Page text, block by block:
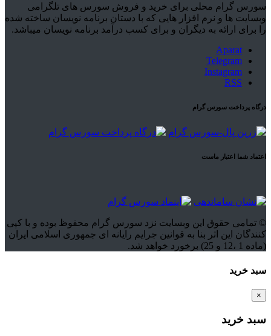
سورس گرام محلی برای خرید و فروش سورس های تلگرامی
وبسایت ها و نرم افزار هایی که با دستان برنامه نویسان ساخته شده
را برای ارائه به دیگران و برای کسب درآمد برنامه نویسان میباشد.
Aparat
Telegram
Instagram
RSS
درگاه پرداخت سورس گرام
اعتماد شما اعتبار ماست
© تمامی حقوق این وبسایت نزد سورس گرام محفوظ بوده و با کپی
کنندگان این اثر بنا به قوانین جرایم رایانه ای جمهوری اسلامی ایران
(ماده 1 ،12 و 25) برخورد خواهد شد.
سبد خرید
×
سبد خرید